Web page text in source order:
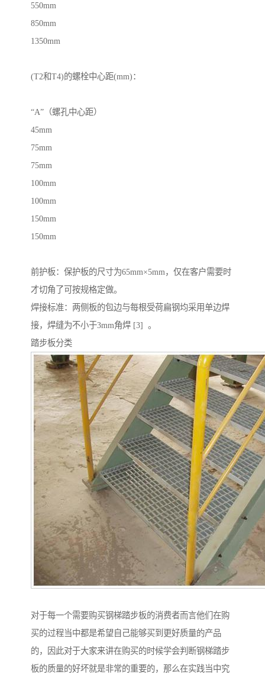
550mm
850mm
1350mm
(T2和T4)的螺栓中心距(mm)：
“A”（螺孔中心距）
45mm
75mm
75mm
100mm
100mm
150mm
150mm
前护板：保护板的尺寸为65mm×5mm，仅在客户需要时
才切角了可按规格定做。
焊接标准：两侧板的包边与每根受荷扁钢均采用单边焊
接，焊缝为不小于3mm角焊 [3] 。
踏步板分类
对于每一个需要购买钢梯踏步板的消费者而言他们在购
买的过程当中都是希望自己能够买到更好质量的产品
的，因此对于大家来讲在购买的时候学会判断钢梯踏步
板的质量的好坏就是非常的重要的，那么在实践当中究